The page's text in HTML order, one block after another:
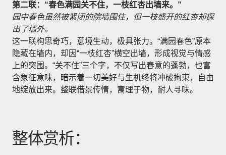
第二联：“春色满园关不住，一枝红杏出墙来。”
园中春色虽然被紧闭的院墙围住，但一枝盛开的红杏却探
出了墙外。
这一联构思奇巧，意境生动，极具张力。“满园春色”原本
隐藏在墙内，却因“一枝红杏”横空出墙，形成视觉与情感
上的突围。“关不住”三个字，不仅写出春意的蓬勃，也富
含象征意味，暗示着一切美好与生机终将冲破拘束，自由
地绽放出来。整联借景传情，寓理于物，耐人寻味。
整体赏析：